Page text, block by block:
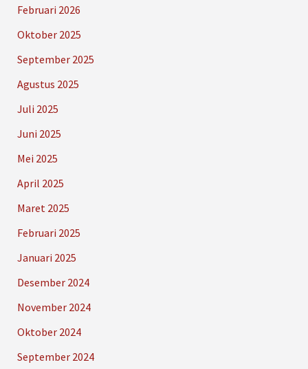
Februari 2026
Oktober 2025
September 2025
Agustus 2025
Juli 2025
Juni 2025
Mei 2025
April 2025
Maret 2025
Februari 2025
Januari 2025
Desember 2024
November 2024
Oktober 2024
September 2024